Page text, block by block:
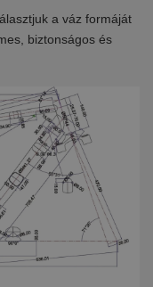
a váz formáját
biztonságos és